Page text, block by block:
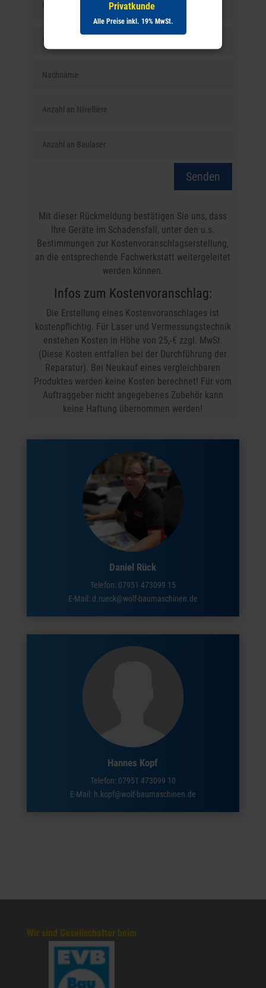
Senden
Mit dieser Rückmeldung bestätigen Sie uns, dass
Ihre Geräte im Schadensfall, unter den u.s.
Bestimmungen zur Kostenvoranschlagserstellung,
an die entsprechende Fachwerkstatt weitergeleitet
werden können.
Infos zum Kostenvoranschlag:
Die Erstellung eines Kostenvoranschlages ist
kostenpflichtig. Für Laser und Vermessungstechnik
enstehen Kosten in Höhe von 25,-€ zzgl. MwSt.
(Diese Kosten entfallen bei der Durchführung der
Reparatur). Bei Neukauf eines vergleichbaren
Produktes werden keine Kosten berechnet! Für vom
Auftraggeber nicht angegebenes Zubehör kann
keine Haftung übernommen werden!
Daniel Rück
Telefon: 07951 473099 15
E-Mail: d.rueck@wolf-baumaschinen.de
Hannes Kopf
Telefon: 07951 473099 10
E-Mail: h.kopf@wolf-baumaschinen.de
Wir sind Gesellschafter beim
Privatkunde
Alle Preise inkl. 19% MwSt.